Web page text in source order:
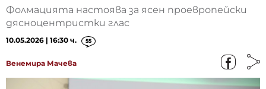
Фолмацията настоява за ясен проевропейски
дясноцентристки глас
10.05.2026 | 16:30 ч. 55
Венемира Мачева